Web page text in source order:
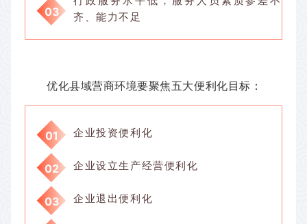
03
齐、能力不足
优化县域营商环境要聚焦五大便利化目标：
01 企业投资便利化
02 企业设立生产经营便利化
03 企业退出便利化